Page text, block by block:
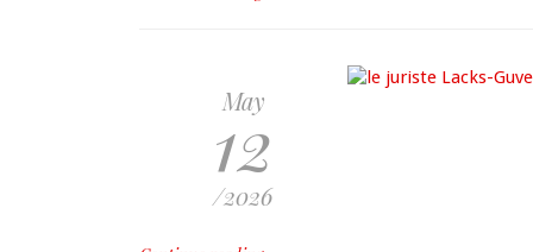
May
12
/2026